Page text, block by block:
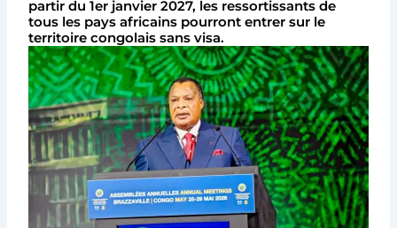
partir du 1er janvier 2027, les ressortissants de
tous les pays africains pourront entrer sur le
territoire congolais sans visa.